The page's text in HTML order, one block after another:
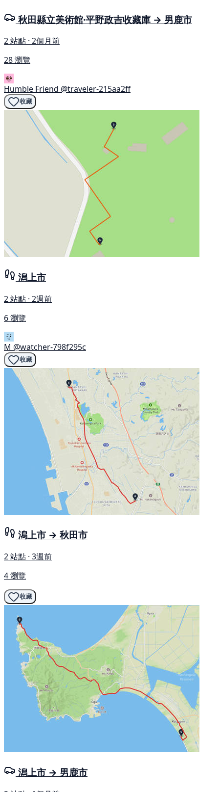
秋田縣立美術館·平野政吉收藏庫 → 男鹿市
2 站點 · 2個月前
28 瀏覽
Humble Friend @traveler-215aa2ff
收藏
潟上市
2 站點 · 2週前
6 瀏覽
M @watcher-798f295c
收藏
潟上市 → 秋田市
2 站點 · 3週前
4 瀏覽
收藏
潟上市 → 男鹿市